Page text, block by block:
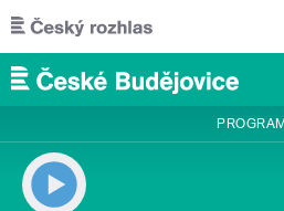
Přejít k hlavnímu obsahu
PROGRAM